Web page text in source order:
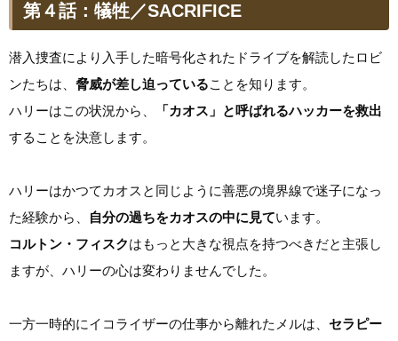
第４話：犠牲／SACRIFICE
潜入捜査により入手した暗号化されたドライブを解読したロビ
ンたちは、 脅威が差し迫っていることを知ります。
ハリーはこの状況から、
「カオス」と呼ばれるハッカーを救出
することを決意します。
ハリーはかつてカオスと同じように善悪の境界線で迷子になっ
た経験から、
自分の過ちをカオスの中に見ています。
コルトン・フィスクはもっと大きな視点を持つべきだと主張し
ますが、ハリーの心は変わりませんでした。
一方一時的にイコライザーの仕事から離れたメルは、 セラピー